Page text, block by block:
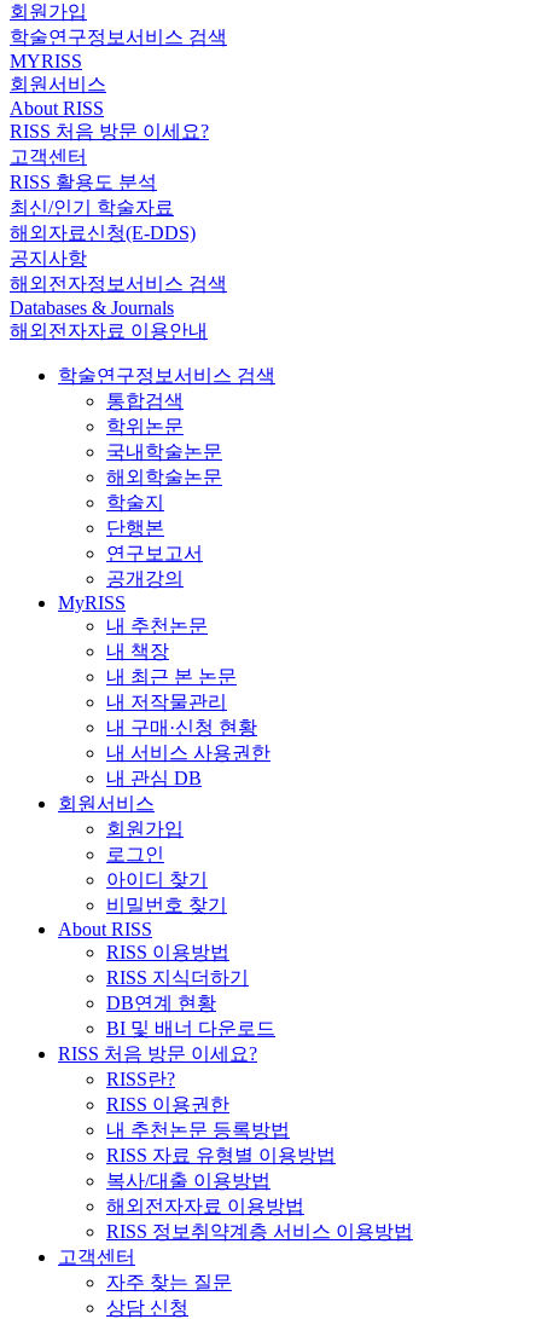
회원가입
학술연구정보서비스 검색
MYRISS
회원서비스
About RISS
RISS 처음 방문 이세요?
고객센터
RISS 활용도 분석
최신/인기 학술자료
해외자료신청(E-DDS)
공지사항
해외전자정보서비스 검색
Databases & Journals
해외전자자료 이용안내
학술연구정보서비스 검색
통합검색
학위논문
국내학술논문
해외학술논문
학술지
단행본
연구보고서
공개강의
MyRISS
내 추천논문
내 책장
내 최근 본 논문
내 저작물관리
내 구매·신청 현황
내 서비스 사용권한
내 관심 DB
회원서비스
회원가입
로그인
아이디 찾기
비밀번호 찾기
About RISS
RISS 이용방법
RISS 지식더하기
DB연계 현황
BI 및 배너 다운로드
RISS 처음 방문 이세요?
RISS란?
RISS 이용권한
내 추천논문 등록방법
RISS 자료 유형별 이용방법
복사/대출 이용방법
해외전자자료 이용방법
RISS 정보취약계층 서비스 이용방법
고객센터
자주 찾는 질문
상담 신청